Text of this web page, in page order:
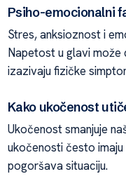
Psiho-emocionalni
Stres, anksioznost i
Napetost u glavi može
izazivaju fizičke
Kako ukočenost
Ukočenost smanjuje
ukočenosti često
pogoršava situaciju.